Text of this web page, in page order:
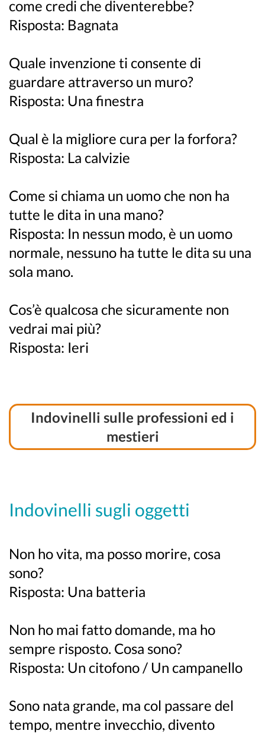
come credi che diventerebbe?
Risposta: Bagnata
Quale invenzione ti consente di
guardare attraverso un muro?
Risposta: Una finestra
Qual è la migliore cura per la forfora?
Risposta: La calvizie
Come si chiama un uomo che non ha
tutte le dita in una mano?
Risposta: In nessun modo, è un uomo
normale, nessuno ha tutte le dita su una
sola mano.
Cos’è qualcosa che sicuramente non
vedrai mai più?
Risposta: Ieri
Indovinelli sulle professioni ed i
mestieri
Indovinelli sugli oggetti
Non ho vita, ma posso morire, cosa
sono?
Risposta: Una batteria
Non ho mai fatto domande, ma ho
sempre risposto. Cosa sono?
Risposta: Un citofono / Un campanello
Sono nata grande, ma col passare del
tempo, mentre invecchio, divento